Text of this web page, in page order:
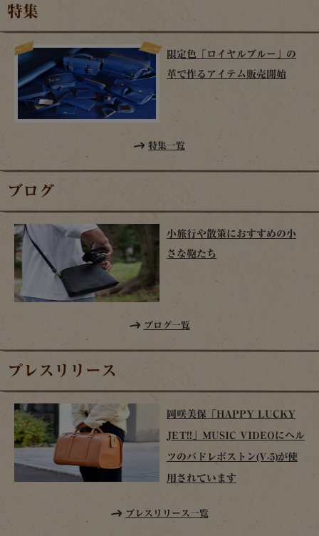
特集
限定色「ロイヤルブルー」の
革で作るアイテム販売開始
特集一覧
ブログ
小旅行や散策におすすめの小
さな鞄たち
ブログ一覧
プレスリリース
岡咲美保「HAPPY LUCKY
JET!!」MUSIC VIDEOにヘル
ツのパドレボストン(V-5)が使
用されています
プレスリリース一覧